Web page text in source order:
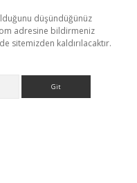
düşündüğünüz
adresine bildirmeniz
sitemizden kaldırılacaktır.